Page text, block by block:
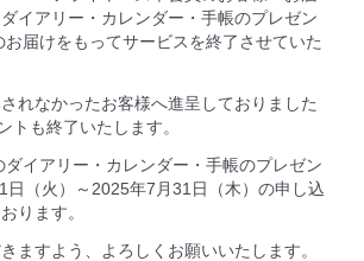
イアリー・カレンダー・手帳のプレゼン
お届けをもってサービスを終了させていた
れなかったお客様へ進呈しておりました
トも終了いたします。
イアリー・カレンダー・手帳のプレゼン
日（火）～2025年7月31日（木）の申し込
ります。
ますよう、よろしくお願いいたします。